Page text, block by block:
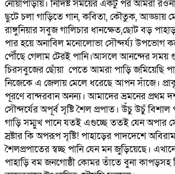
নোয়াপাড়ায়। নির্দিষ্ট সময়ের একটু পর আমরা
ছুটে চলা গাড়িতে গান, কবিতা, কৌতুক, আড্ডায়
রাঙ্গুনিয়ার সবুজ গালিচার ধানক্ষেত,ছোট বড়
পার হয়ে অনাবিল মনোলোভা সৌন্দর্য্য উপভোগ
পৌঁছে গেলাম টেরই পানি।আসলে আনন্দের সময়
চিরসবুজের ছোঁয়া পেতে আমরা পাড়ি জমিয়েছি
নিজেকে এ জেলায় মেলে ধরেছে আপন সাঁজে।
পূরণে বান্দরবান অনন্য। আমাদের ভ্রমনের প্রথম
সৌন্দর্যের অপূর্ব সৃষ্টি শৈল প্রপাত। উঁচু উচুঁ
গাড়ি সম্মুখ পানে যতই এগুচ্ছে ততই যেন অপার
স্রষ্টার কি অপরূপ সৃষ্টি! পাহাড়ের পাদদেশে
শৈলপ্রপাতের স্বচ্ছ পানি যেন মন জুড়িয়েছে। এখানে
পাহাড়ি বম জনগোষ্ঠী কোমর তাঁতে বুনা কাপড়সহ